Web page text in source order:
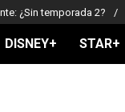
¿Sin temporada 2?
DISNEY+ STAR+